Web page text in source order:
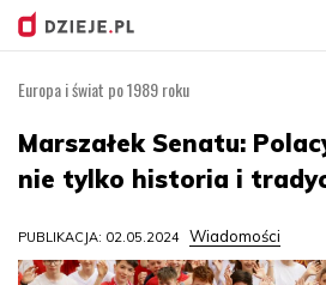
treści
Europa i świat po 1989 roku
Marszałek Senatu:
nie tylko historia i
PUBLIKACJA: 02.05.2024 Wiadomości